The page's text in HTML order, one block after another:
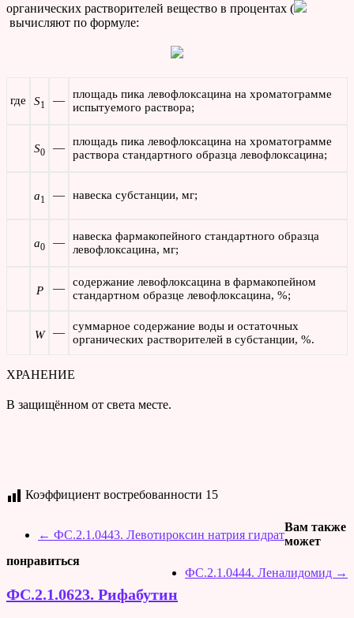
органических растворителей вещество в процентах (
вычисляют по формуле:
где S1 —
площадь пика левофлоксацина на хроматограмме
испытуемого раствора;
S0 —
площадь пика левофлоксацина на хроматограмме
раствора стандартного образца левофлоксацина;
а1 — навеска субстанции, мг;
а0 —
навеска фармакопейного стандартного образца
левофлоксацина, мг;
Р —
содержание левофлоксацина в фармакопейном
стандартном образце левофлоксацина, %;
W —
суммарное содержание воды и остаточных
органических растворителей в субстанции, %.
ХРАНЕНИЕ
В защищённом от света месте.
Коэффициент востребованности 15
← ФС.2.1.0443. Левотироксин натрия гидрат
ФС.2.1.0444. Леналидомид →
Вам также
может
понравиться
ФС.2.1.0623. Рифабутин